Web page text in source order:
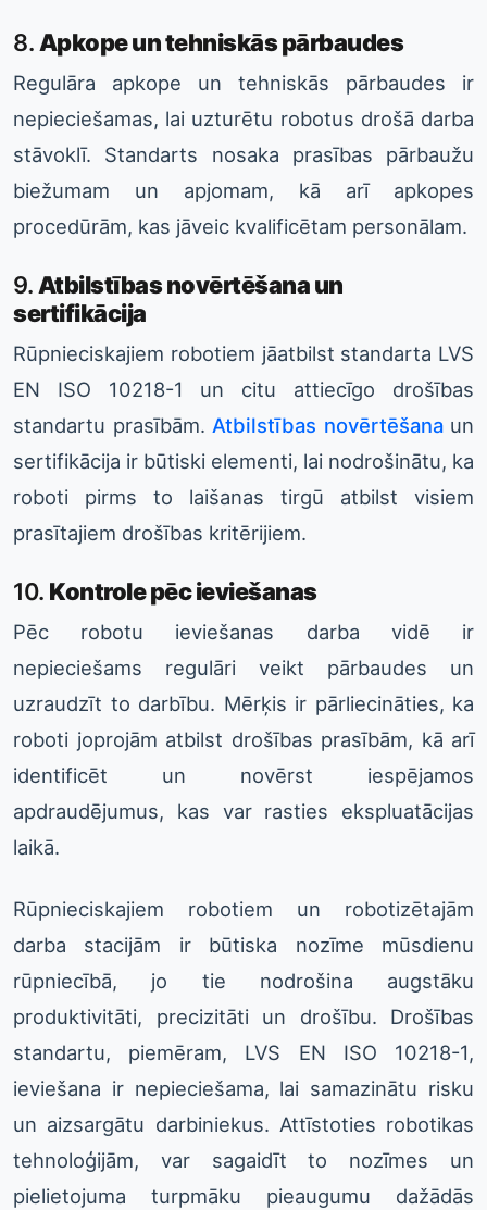
8. Apkope un tehniskās pārbaudes
Regulāra apkope un tehniskās pārbaudes ir
nepieciešamas, lai uzturētu robotus drošā darba
stāvoklī. Standarts nosaka prasības pārbaužu
biežumam un apjomam, kā arī apkopes
procedūrām, kas jāveic kvalificētam personālam.
9. Atbilstības novērtēšana un
sertifikācija
Rūpnieciskajiem robotiem jāatbilst standarta LVS
EN ISO 10218-1 un citu attiecīgo drošības
standartu prasībām. Atbilstības novērtēšanaun
sertifikācija ir būtiski elementi, lai nodrošinātu, ka
roboti pirms to laišanas tirgū atbilst visiem
prasītajiem drošības kritērijiem.
10. Kontrole pēc ieviešanas
Pēc robotu ieviešanas darba vidē ir
nepieciešams regulāri veikt pārbaudes un
uzraudzīt to darbību. Mērķis ir pārliecināties, ka
roboti joprojām atbilst drošības prasībām, kā arī
identificēt un novērst iespējamos
apdraudējumus, kas var rasties ekspluatācijas
laikā.
Rūpnieciskajiem robotiem un robotizētajām
darba stacijām ir būtiska nozīme mūsdienu
rūpniecībā, jo tie nodrošina augstāku
produktivitāti, precizitāti un drošību. Drošības
standartu, piemēram, LVS EN ISO 10218-1,
ieviešana ir nepieciešama, lai samazinātu risku
un aizsargātu darbiniekus. Attīstoties robotikas
tehnoloģijām, var sagaidīt to nozīmes un
pielietojuma turpmāku pieaugumu dažādās